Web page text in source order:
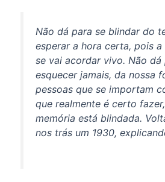
Não dá para se blindar do
esperar a hora certa, pois
se vai acordar vivo. Não dá
esquecer jamais, da nossa
pessoas que se importam
que realmente é certo
memória está blindada.
nos trás um 1930,